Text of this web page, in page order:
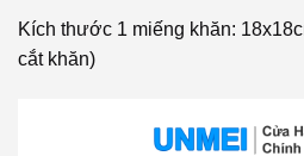
Kích thước 1 miếng khăn:
cắt khăn)